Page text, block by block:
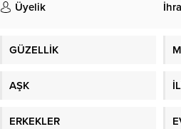
Üyelik
GÜZELLİK
AŞK
ERKEKLER